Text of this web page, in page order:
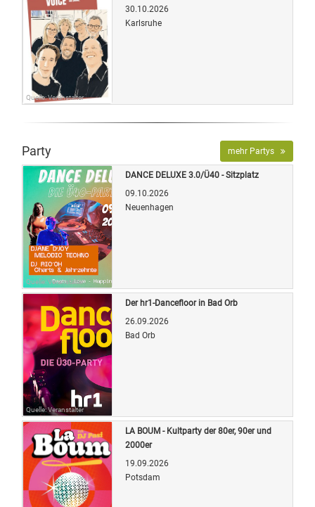
Quelle: Veranstalter
30.10.2026
Karlsruhe
Party mehr Partys
Quelle: Veranstalter
DANCE DELUXE 3.0/Ü40 - Sitzplatz
09.10.2026
Neuenhagen
Quelle: Veranstalter
Der hr1-Dancefloor in Bad Orb
26.09.2026
Bad Orb
LA BOUM - Kultparty der 80er, 90er und
2000er
19.09.2026
Potsdam